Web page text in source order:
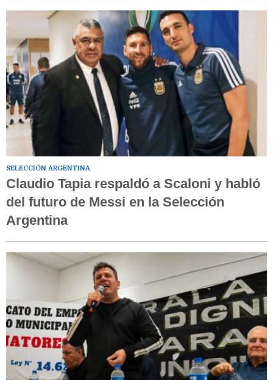
SELECCIÓN ARGENTINA
Claudio Tapia respaldó a Scaloni y habló
del futuro de Messi en la Selección
Argentina